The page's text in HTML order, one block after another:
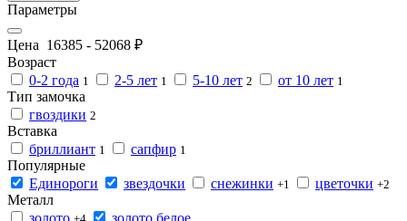
Параметры
Цена 16385 - 52068 ₽
Возраст
0-2 года 1 2-5 лет 1 5-10 лет 2 от 10 лет 1
Тип замочка
гвоздики 2
Вставка
бриллиант 1 сапфир 1
Популярные
Единороги
звездочки снежинки +1 цветочки +2
Металл
золото
золото белое